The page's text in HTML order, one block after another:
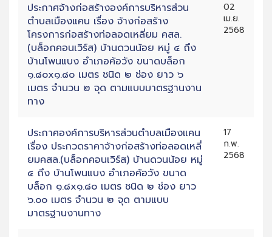
ประกาศจ้างก่อสร้างองค์การบริหารส่วน
ตำบลเมืองแคน เรื่อง จ้างก่อสร้าง
โครงการก่อสร้างท่อลอดเหลี่ยม คสล.
(บล็อกคอนเวิร์ส) บ้านดวนน้อย หมู่ ๔ ถึง
บ้านโพนแบง อำเภอค้อวัง ขนาดบล็อก
๑.๘๐x๑.๘๐ เมตร ชนิด ๒ ช่อง ยาว ๖
เมตร จำนวน ๒ จุด ตามแบบมาตรฐานงาน
ทาง
02
เม.ย.
2568
ประกาศองค์การบริหารส่วนตำบลเมืองแคน
เรื่อง ประกวดราคาจ้างก่อสร้างท่อลอดเหลี่
ยมคสล.(บล็อกคอนเวิร์ส) บ้านดวนน้อย หมู่
๔ ถึง บ้านโพนแบง อำเภอค้อวัง ขนาด
บล็อก ๑.๘x๑.๘๐ เมตร ชนิด ๒ ช่อง ยาว
๖.๐๐ เมตร จำนวน ๒ จุด ตามแบบ
มาตรฐานงานทาง
17
ก.พ.
2568